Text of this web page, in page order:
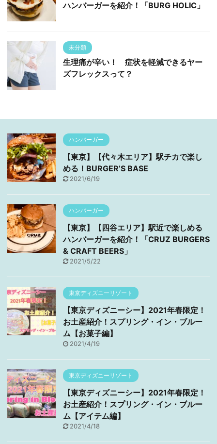
ハンバーガーを紹介！「BURG HOLIC」
未分類
生理痛が辛い！ 症状を軽減できるヤー
ズフレックスって？
ハンバーガー
【東京】【代々木エリア】駅チカで楽し
める！BURGER’S BASE
2021/6/19
ハンバーガー
【東京】【四谷エリア】駅近で楽しめる
ハンバーガーを紹介！「CRUZ BURGERS
& CRAFT BEERS」
2021/5/22
東京ディズニーリゾート
【東京ディズニーシー】2021年春限定！
お土産紹介！スプリング・イン・ブルー
ム【お菓子編】
2021/4/19
東京ディズニーリゾート
【東京ディズニーシー】2021年春限定！
お土産紹介！スプリング・イン・ブルー
ム【アイテム編】
2021/4/18